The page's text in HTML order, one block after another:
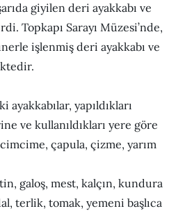
giyilen deri ayakkabı ve
Topkapı Sarayı Müzesi’nde,
işlenmiş deri ayakkabı ve
ayakkabılar, yapıldıkları
ve kullanıldıkları yere göre
cimcime, çapula, çizme, yarım
galoş, mest, kalçın, kundura
terlik, tomak, yemeni başlıca